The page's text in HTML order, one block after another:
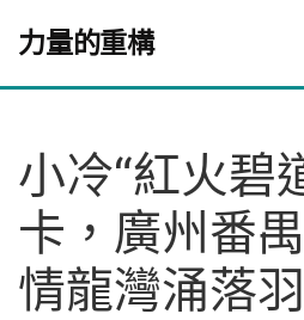
力量的重構
小冷“紅火碧
卡，廣州番
情龍灣涌落